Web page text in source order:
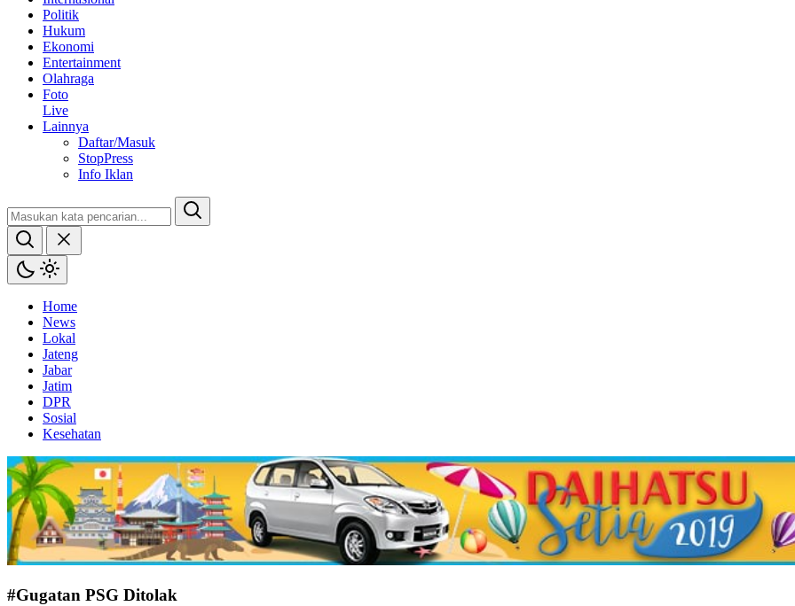
Politik
Hukum
Ekonomi
Entertainment
Olahraga
Foto
Live
Lainnya
Daftar/Masuk
StopPress
Info Iklan
Home
News
Lokal
Jateng
Jabar
Jatim
DPR
Sosial
Kesehatan
#Gugatan PSG Ditolak